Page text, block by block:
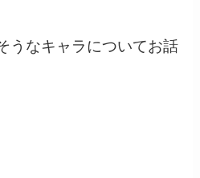
うなキャラについてお話